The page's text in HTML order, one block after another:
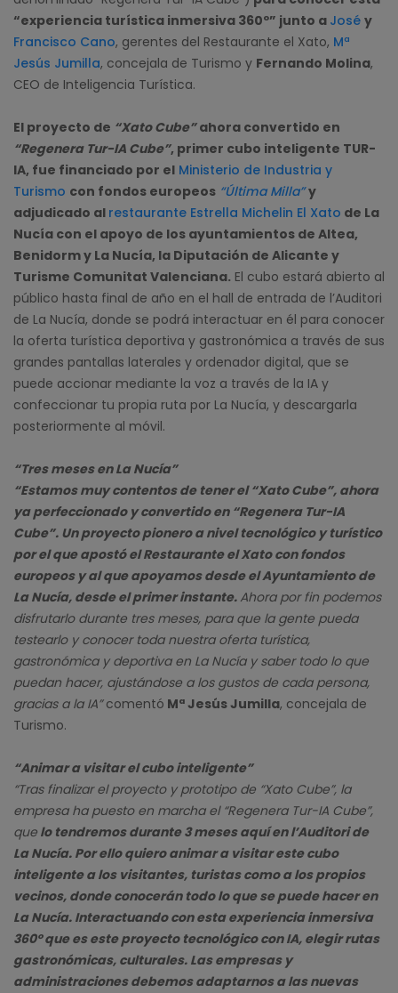
“experiencia turística inmersiva 360º” junto a José y
Francisco Cano, gerentes del Restaurante el Xato, Mª
Jesús Jumilla, concejala de Turismo y Fernando Molina,
CEO de Inteligencia Turística.
El proyecto de “Xato Cube”ahora convertido en
“Regenera Tur-IA Cube”, primer cubo inteligente TUR-
IA, fue financiado por el Ministerio de Industria y
Turismo con fondos europeos “Última Milla”y
adjudicado al restaurante Estrella Michelin El Xato de La
Nucía con el apoyo de los ayuntamientos de Altea,
Benidorm y La Nucía, la Diputación de Alicante y
Turisme Comunitat Valenciana. El cubo estará abierto al
público hasta final de año en el hall de entrada de l’Auditori
de La Nucía, donde se podrá interactuar en él para conocer
la oferta turística deportiva y gastronómica a través de sus
grandes pantallas laterales y ordenador digital, que se
puede accionar mediante la voz a través de la IA y
confeccionar tu propia ruta por La Nucía, y descargarla
posteriormente al móvil.
“Tres meses en La Nucía”
“Estamos muy contentos de tener el “Xato Cube”, ahora
ya perfeccionado y convertido en “Regenera Tur-IA
Cube”. Un proyecto pionero a nivel tecnológico y turístico
por el que apostó el Restaurante el Xato con fondos
europeos y al que apoyamos desde el Ayuntamiento de
La Nucía, desde el primer instante. Ahora por fin podemos
disfrutarlo durante tres meses, para que la gente pueda
testearlo y conocer toda nuestra oferta turística,
gastronómica y deportiva en La Nucía y saber todo lo que
puedan hacer, ajustándose a los gustos de cada persona,
gracias a la IA”comentó Mª Jesús Jumilla, concejala de
Turismo.
“Animar a visitar el cubo inteligente”
“Tras finalizar el proyecto y prototipo de “Xato Cube”, la
empresa ha puesto en marcha el “Regenera Tur-IA Cube”,
que lo tendremos durante 3 meses aquí en l’Auditori de
La Nucía. Por ello quiero animar a visitar este cubo
inteligente a los visitantes, turistas como a los propios
vecinos, donde conocerán todo lo que se puede hacer en
La Nucía. Interactuando con esta experiencia inmersiva
360º que es este proyecto tecnológico con IA, elegir rutas
gastronómicas, culturales. Las empresas y
administraciones debemos adaptarnos a las nuevas